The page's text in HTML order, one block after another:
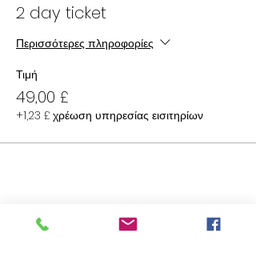
2 day ticket
Περισσότερες πληροφορίες
Τιμή
49,00 £
+1,23 £ χρέωση υπηρεσίας εισιτηρίων
Κοινή χρήση αυτής της